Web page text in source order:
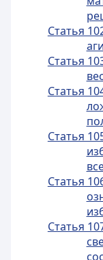
Статья
Статья
Статья
Статья
Статья
Статья